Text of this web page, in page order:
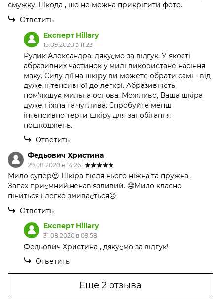
смужку. Шкода , що не можна прикріпити фото.
Ответить
Експерт Hillary
15.09.2020 в 11:23
Рудик Александра, дякуємо за відгук. У якості
абразивних частинок у милі використане насіння
маку. Силу дії на шкіру ви можете обрати самі - від
дуже інтенсивної до легкої. Абразивність
пом'якшує мильна основа. Можливо, Ваша шкіра
дуже ніжна та чутлива. Спробуйте менш
інтенсивно терти шкіру для запобігання
пошкоджень.
Ответить
Федьович Христина
29.08.2020 в 14:26
Мило супер😍 Шкіра після нього ніжна та пружна .
Запах приємний,ненав'язливий. 🤤Мило класно
піниться і легко змивається🙃
Ответить
Експерт Hillary
31.08.2020 в 09:58
Федьович Христина , дякуємо за відгук!
Ответить
Еще 2 отзыва